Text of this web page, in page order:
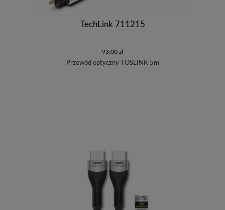
TechLink 711215
93,00 zł
Przewód optyczny TOSLINK 5m